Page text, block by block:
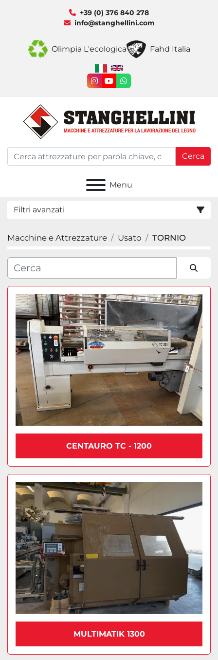
+39 (0) 376 840 278
info@stanghellini.com
Olimpia L'ecologica Fahd Italia
instagram
youtubewhatsapp
Cerca
Menu
Filtri avanzati
Categoria
Produttore
Modello
Macchine e Attrezzature Usato TORNIO
Ordina per
CENTAURO TC - 1200
MULTIMATIK 1300